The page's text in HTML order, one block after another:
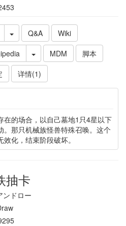
Q&A
Wiki
MDM
脚本
详情(1)
的场合，以自己墓地1只4星以下
。那只机械族怪兽特殊召唤。这个
化，结束阶段破坏。
抽卡
ンドロー